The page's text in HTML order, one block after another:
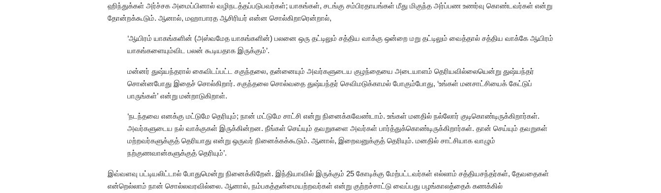
ஹிந்துக்கள் அர்ச்சக அமைப்பினால் வழிநடத்தப்படுபவர்கள்; யாகங்கள், சடங்கு சம்பிரதாயங்கள் மீது மிகுந்த அர்ப்பண உணர்வு கொண்டவர்கள் என்று
தோன்றக்கூடும். ஆனால், மஹாபாரத ஆசிரியர் என்ன சொல்கிறாரென்றால்,
‘ஆயிரம் யாகங்களின் (அஸ்வமேத யாகங்களின்) பலனை ஒரு தட்டிலும் சத்திய வாக்கு ஒன்றை மறு தட்டிலும் வைத்தால் சத்திய வாக்கே ஆயிரம்
யாகங்களையும்விட பலன் கூடியதாக இருக்கும்’.
மன்னர் துஷ்யந்தரால் கைவிடப்பட்ட சகுந்தலை, தன்னையும் அவர்களுடைய குழந்தையை அடையாளம் தெரியவில்லையென்று துஷ்யந்தர்
சொன்னபோது இதைச் சொல்கிறார். சகுந்தலை சொல்வதை துஷ்யந்தர் செவிமடுக்காமல் போகும்போது, ‘உங்கள் மனசாட்சியைக் கேட்டுப்
பாருங்கள்’ என்று மன்றாடுகிறாள்.
‘நடந்தவை எனக்கு மட்டுமே தெரியும்; நான் மட்டுமே சாட்சி என்று நினைக்கவேண்டாம். உங்கள் மனதில் நல்லோர் குடிகொண்டிருக்கிறார்கள்.
அவர்களுடைய நல் வாக்குகள் இருக்கின்றன. நீங்கள் செய்யும் தவறுகளை அவர்கள் பார்த்துக்கொண்டிருக்கிறார்கள். தான் செய்யும் தவறுகள்
மற்றவர்களுக்குத் தெரியாது என்று ஒருவர் நினைக்கக்கூடும். ஆனால், இறைவனுக்குத் தெரியும். மனதில் சாட்சியாக வாழும்
நற்குணவான்களுக்குத் தெரியும்’.
இவ்வளவு பட்டியலிட்டால் போதுமென்று நினைக்கிறேன். இந்தியாவில் இருக்கும் 25 கோடிக்கு மேற்பட்டவர்கள் எல்லாம் சத்தியசந்தர்கள், தேவதைகள்
என்றெல்லாம் நான் சொல்லவரவில்லை. ஆனால், நம்பகத்தன்மையற்றவர்கள் என்று குற்றச்சாட்டு வைப்பது பழங்காலத்தைக் கணக்கில்